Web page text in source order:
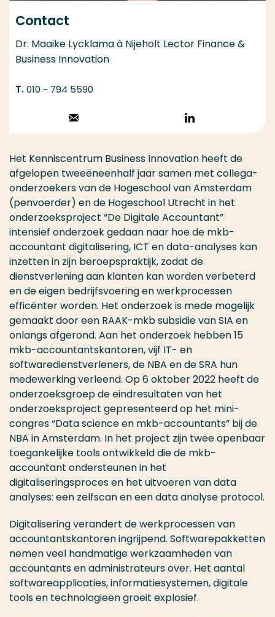
Contact
Dr. Maaike Lycklama à Nijeholt Lector Finance &
Business Innovation
010 - 794 5590
Stuur een email
Volg op
LinkedIn
Het Kenniscentrum Business Innovation heeft de
afgelopen tweeëneenhalf jaar samen met collega-
onderzoekers van de Hogeschool van Amsterdam
(penvoerder) en de Hogeschool Utrecht in het
onderzoeksproject “De Digitale Accountant”
intensief onderzoek gedaan naar hoe de mkb-
accountant digitalisering, ICT en data-analyses kan
inzetten in zijn beroepspraktijk, zodat de
dienstverlening aan klanten kan worden verbeterd
en de eigen bedrijfsvoering en werkprocessen
efficënter worden. Het onderzoek is mede mogelijk
gemaakt door een RAAK-mkb subsidie van SIA en
onlangs afgerond. Aan het onderzoek hebben 15
mkb-accountantskantoren, vijf IT- en
softwaredienstverleners, de NBA en de SRA hun
medewerking verleend. Op 6 oktober 2022 heeft de
onderzoeksgroep de eindresultaten van het
onderzoeksproject gepresenteerd op het mini-
congres “Data science en mkb-accountants” bij de
NBA in Amsterdam. In het project zijn twee openbaar
toegankelijke tools ontwikkeld die de mkb-
accountant ondersteunen in het
digitaliseringsproces en het uitvoeren van data
analyses: een zelfscan en een data analyse protocol.
Digitalisering verandert de werkprocessen van
accountantskantoren ingrijpend. Softwarepakketten
nemen veel handmatige werkzaamheden van
accountants en administrateurs over. Het aantal
softwareapplicaties, informatiesystemen, digitale
tools en technologieën groeit explosief.